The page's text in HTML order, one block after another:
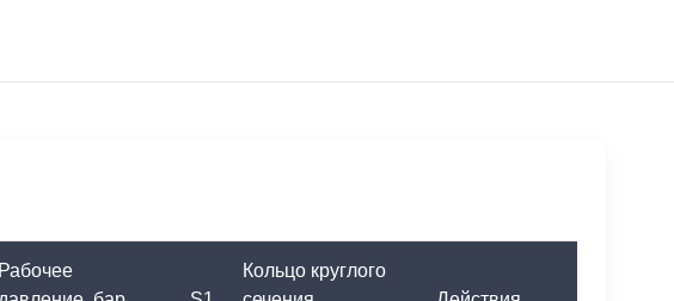
Рабочее
Кольцо круглого